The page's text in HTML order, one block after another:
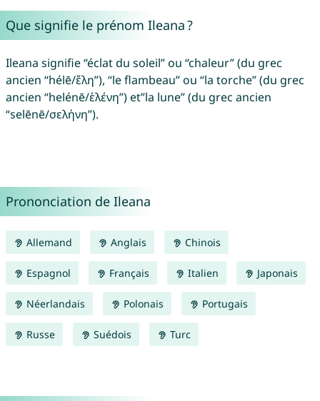
Que signifie le prénom Ileana ?
Ileana signifie “éclat du soleil” ou “chaleur” (du grec
ancien “hélē/ἕλη”), “le flambeau” ou “la torche” (du grec
ancien “helénē/ἑλένη”) et”la lune” (du grec ancien
“selēnē/σελήνη”).
Prononciation de Ileana
Allemand Anglais Chinois
Espagnol Français Italien Japonais
Néerlandais Polonais Portugais
Russe Suédois Turc